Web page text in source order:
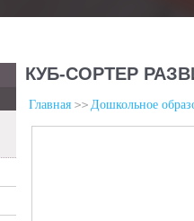
КУБ-СОРТЕР
Главная Дошкольное